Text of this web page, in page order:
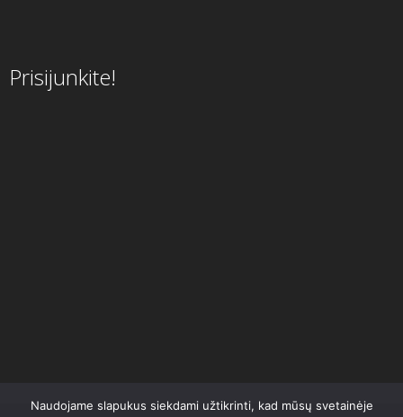
Prisijunkite!
Naudojame slapukus siekdami užtikrinti, kad mūsų svetainėje